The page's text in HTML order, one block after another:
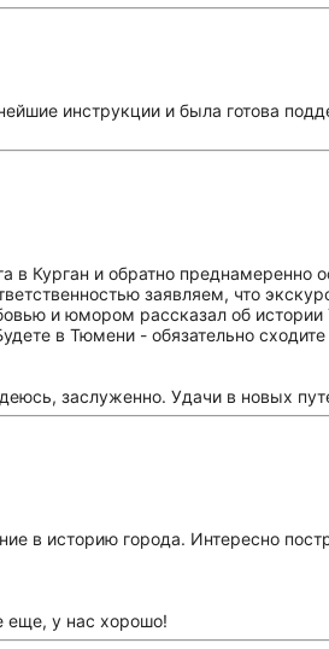
инструкции и была готова
Курган и обратно преднамеренно
заявляем, что
и юмором рассказал об
в Тюмени - обязательно
заслуженно. Удачи в новых
в историю города. Интересно
еще, у нас хорошо!